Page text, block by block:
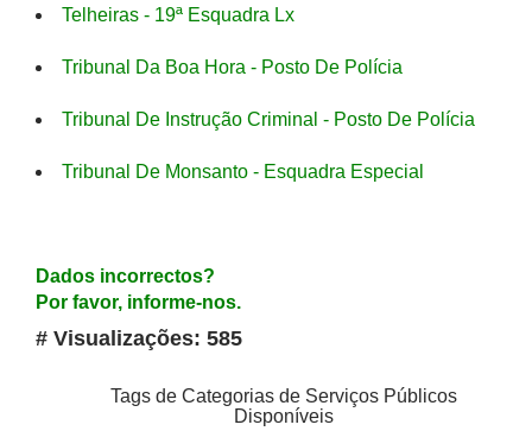
Telheiras - 19ª Esquadra Lx
Tribunal Da Boa Hora - Posto De Polícia
Tribunal De Instrução Criminal - Posto De Polícia
Tribunal De Monsanto - Esquadra Especial
Dados incorrectos?
Por favor, informe-nos.
# Visualizações: 585
Tags de Categorias de Serviços Públicos
Disponíveis